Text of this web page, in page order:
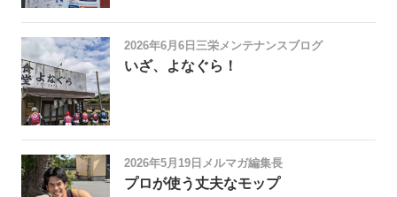
2026年6月6日 三栄メンテナンスブログ
いざ、よなぐら！
2026年5月19日 メルマガ編集長
プロが使う丈夫なモップ